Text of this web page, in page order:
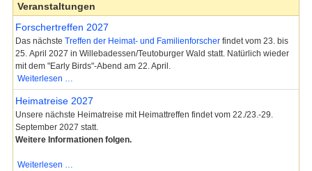
zur
Stolper
Heimatstube
Veranstaltungen
Forschertreffen 2027
Das nächste Treffen der Heimat- und Familienforscher findet vom 23. bis
25. April 2027 in Willebadessen/Teutoburger Wald statt. Natürlich wieder
mit dem "Early Birds"-Abend am 22. April.
Weiterlesen …
2027
Heimatreise 2027
Unsere nächste Heimatreise mit Heimattreffen findet vom 22./23.-29.
September 2027 statt.
Weitere Informationen folgen.
Weiterlesen …